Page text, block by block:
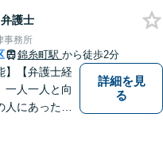
まずはご相
話・オンラ
弁護士
事務所
錦糸町駅 から徒歩2分
】【弁護士経
一人一人と向
にあった解
詳細を見
る